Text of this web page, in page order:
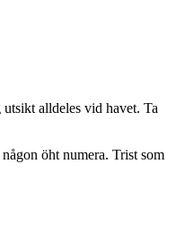
alldeles vid havet. Ta
öht numera. Trist som